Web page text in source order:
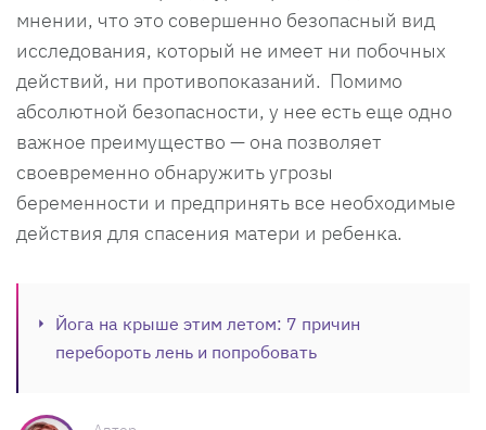
мнении, что это совершенно безопасный вид
исследования, который не имеет ни побочных
действий, ни противопоказаний. Помимо
абсолютной безопасности, у нее есть еще одно
важное преимущество — она позволяет
своевременно обнаружить угрозы
беременности и предпринять все необходимые
действия для спасения матери и ребенка.
Йога на крыше этим летом: 7 причин
перебороть лень и попробовать